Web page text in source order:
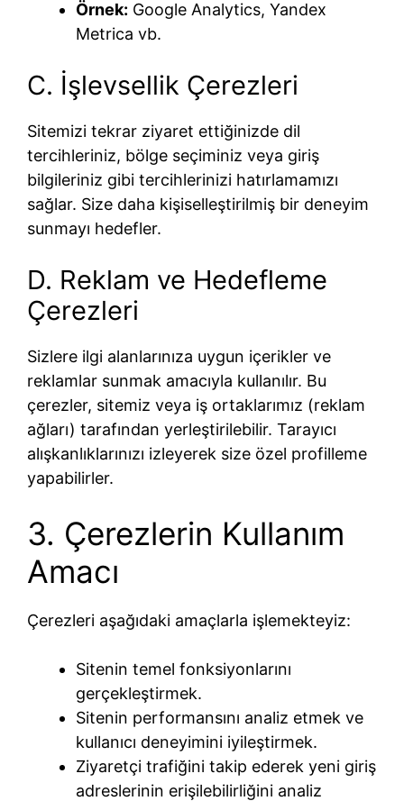
Örnek: Google Analytics, Yandex
Metrica vb.
C. İşlevsellik Çerezleri
Sitemizi tekrar ziyaret ettiğinizde dil
tercihleriniz, bölge seçiminiz veya giriş
bilgileriniz gibi tercihlerinizi hatırlamamızı
sağlar. Size daha kişiselleştirilmiş bir deneyim
sunmayı hedefler.
D. Reklam ve Hedefleme
Çerezleri
Sizlere ilgi alanlarınıza uygun içerikler ve
reklamlar sunmak amacıyla kullanılır. Bu
çerezler, sitemiz veya iş ortaklarımız (reklam
ağları) tarafından yerleştirilebilir. Tarayıcı
alışkanlıklarınızı izleyerek size özel profilleme
yapabilirler.
3. Çerezlerin Kullanım
Amacı
Çerezleri aşağıdaki amaçlarla işlemekteyiz:
Sitenin temel fonksiyonlarını
gerçekleştirmek.
Sitenin performansını analiz etmek ve
kullanıcı deneyimini iyileştirmek.
Ziyaretçi trafiğini takip ederek yeni giriş
adreslerinin erişilebilirliğini analiz